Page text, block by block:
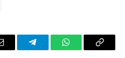
TelegramWhatsAppCopy